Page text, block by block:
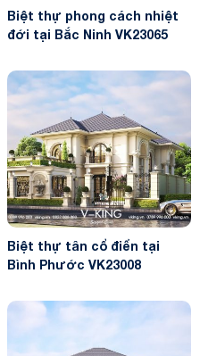
Biệt thự phong cách nhiệt
đới tại Bắc Ninh VK23065
Biệt thự tân cổ điển tại
Bình Phước VK23008